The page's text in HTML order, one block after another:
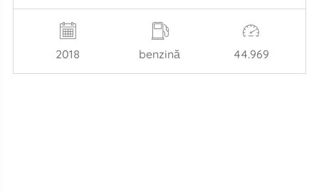
2018 benzină 44.969